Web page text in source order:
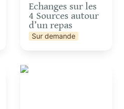
Echanges sur les
4 Sources autour
d’un repas
Sur demande
Fabrication d’allume-